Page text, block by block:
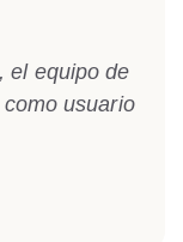
el equipo de
usuario